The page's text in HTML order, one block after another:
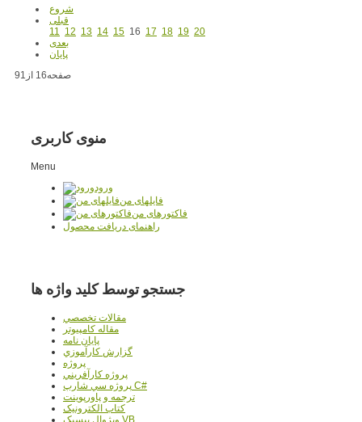
شروع
قبلی
11 12 13 14 15 16 17 18 19 20
بعدی
پایان
صفحه16 از91
منوی کاربری
Menu
ورود
فایلهای من
فاکتورهای من
راهنمای دریافت محصول
جستجو توسط کلید واژه ها
مقالات تخصصي
مقاله کامپیوتر
پایان نامه
گزارش کارآموزي
پروژه
پروژه کارآفريني
پروژه سي شارپ C#
ترجمه و پاورپوينت
کتاب الکترونيک
ويژوال بيسيک VB